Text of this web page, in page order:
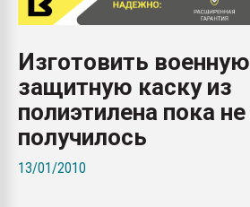
Изготовить военную
защитную каску из
полиэтилена пока не
получилось
13/01/2010